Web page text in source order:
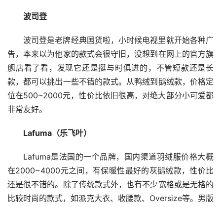
波司登
波司登是老牌经典国货啦，小时候电视里就开始各种广
告，本来以为他家的款式会很守旧，没想到在网上的官方旗
舰店看了看，发现它还是挺与时俱进的，不管短款还是长
款，都可以挑出一些不错的款式。从鸭绒到鹅绒款，价格定
位在500~2000元，性价比依旧很高，对绝大部分小可爱都
非常友好。
Lafuma（乐飞叶）
Lafuma是法国的一个品牌，国内渠道羽绒服价格大概
在2000~4000元之间，有保暖性最好的灰鹅绒款，性价比
还是很不错的。除了传统款式外，也有不少宽格或是无格的
比较时尚的款式，如派克大衣、收腰款、Oversize等。男版